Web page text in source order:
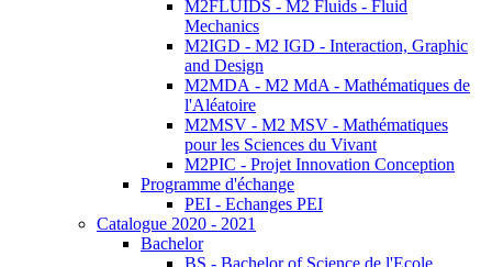
M2FLUIDS - M2 Fluids - Fluid
Mechanics
M2IGD - M2 IGD - Interaction, Graphic
and Design
M2MDA - M2 MdA - Mathématiques de
l'Aléatoire
M2MSV - M2 MSV - Mathématiques
pour les Sciences du Vivant
M2PIC - Projet Innovation Conception
Programme d'échange
PEI - Echanges PEI
Catalogue 2020 - 2021
Bachelor
BS - Bachelor of Science de l'Ecole